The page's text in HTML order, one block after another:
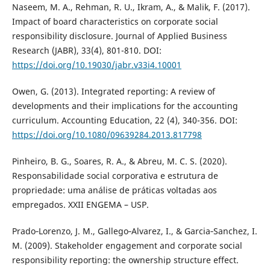
Naseem, M. A., Rehman, R. U., Ikram, A., & Malik, F. (2017).
Impact of board characteristics on corporate social
responsibility disclosure. Journal of Applied Business
Research (JABR), 33(4), 801-810. DOI:
https://doi.org/10.19030/jabr.v33i4.10001
Owen, G. (2013). Integrated reporting: A review of
developments and their implications for the accounting
curriculum. Accounting Education, 22 (4), 340-356. DOI:
https://doi.org/10.1080/09639284.2013.817798
Pinheiro, B. G., Soares, R. A., & Abreu, M. C. S. (2020).
Responsabilidade social corporativa e estrutura de
propriedade: uma análise de práticas voltadas aos
empregados. XXII ENGEMA – USP.
Prado‐Lorenzo, J. M., Gallego‐Alvarez, I., & Garcia‐Sanchez, I.
M. (2009). Stakeholder engagement and corporate social
responsibility reporting: the ownership structure effect.